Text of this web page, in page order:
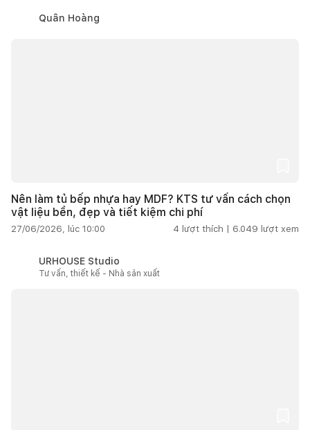
Quân Hoàng
Nên làm tủ bếp nhựa hay MDF? KTS tư vấn cách chọn
vật liệu bền, đẹp và tiết kiệm chi phí
27/06/2026, lúc 10:00 4 lượt thích | 6.049 lượt xem
URHOUSE Studio
Tư vấn, thiết kế - Nhà sản xuất